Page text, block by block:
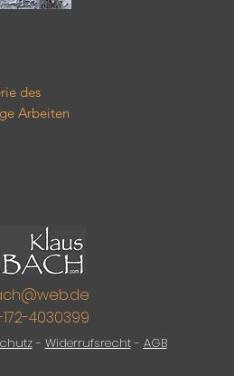
des
Arbeiten
172-4030399
- Widerrufsrecht- AGB